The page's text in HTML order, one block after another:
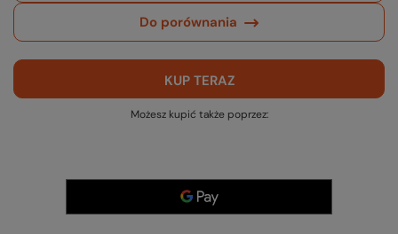
Do porównania
KUP TERAZ
Możesz kupić także poprzez: